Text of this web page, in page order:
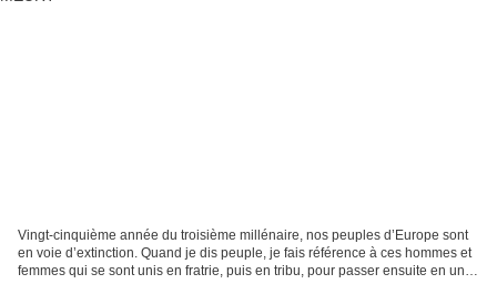
Vingt-cinquième année du troisième millénaire, nos peuples d’Europe sont
en voie d’extinction. Quand je dis peuple, je fais référence à ces hommes et
femmes qui se sont unis en fratrie, puis en tribu, pour passer ensuite en une